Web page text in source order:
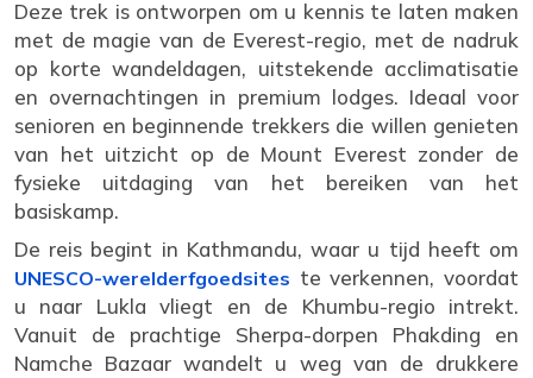
Deze trek is ontworpen om u kennis te laten maken
met de magie van de Everest-regio, met de nadruk
op korte wandeldagen, uitstekende acclimatisatie
en overnachtingen in premium lodges. Ideaal voor
senioren en beginnende trekkers die willen genieten
van het uitzicht op de Mount Everest zonder de
fysieke uitdaging van het bereiken van het
basiskamp.
De reis begint in Kathmandu, waar u tijd heeft om
UNESCO-werelderfgoedsites te verkennen, voordat
u naar Lukla vliegt en de Khumbu-regio intrekt.
Vanuit de prachtige Sherpa-dorpen Phakding en
Namche Bazaar wandelt u weg van de drukkere